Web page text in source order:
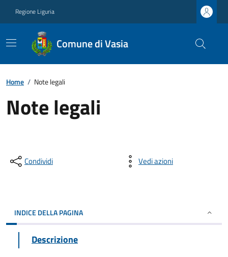
Regione Liguria
Comune di Vasia
Home / Note legali
Note legali
Condividi Vedi azioni
INDICE DELLA PAGINA
Descrizione